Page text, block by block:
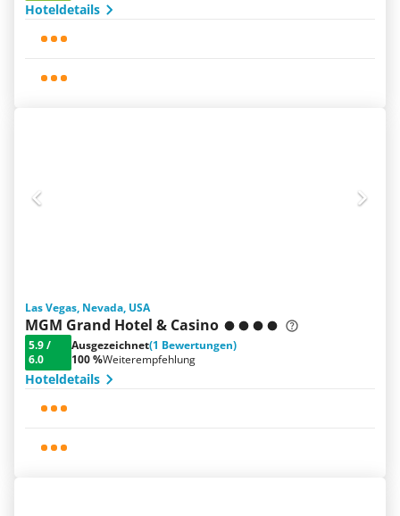
Hoteldetails
Las Vegas, Nevada, USA
MGM Grand Hotel & Casino
5.9/
6.0
Ausgezeichnet(1 Bewertungen)
100 %Weiterempfehlung
Hoteldetails